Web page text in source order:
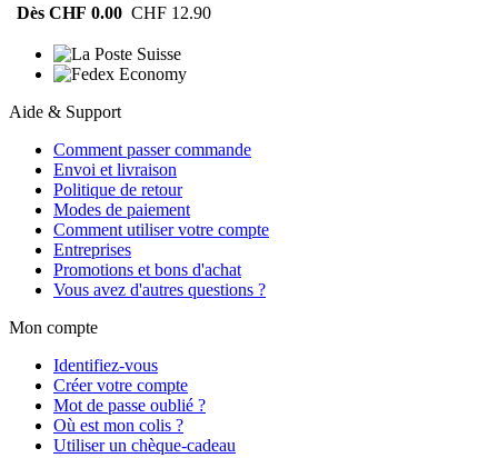
Dès CHF 0.00 CHF 12.90
Aide & Support
Comment passer commande
Envoi et livraison
Politique de retour
Modes de paiement
Comment utiliser votre compte
Entreprises
Promotions et bons d'achat
Vous avez d'autres questions ?
Mon compte
Identifiez-vous
Créer votre compte
Mot de passe oublié ?
Où est mon colis ?
Utiliser un chèque-cadeau